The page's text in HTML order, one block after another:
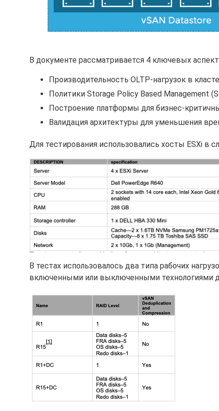
В документе рассматривается 4 ключевых
Производительность OLTP-нагрузок в
Политики Storage Policy Based Management
Построение платформы для бизнес-
Валидация архитектуры для уменьшения
Для тестирования использовались хосты ESXi в
В тестах использовалось два типа рабочих
включенными или выключенными технологиями